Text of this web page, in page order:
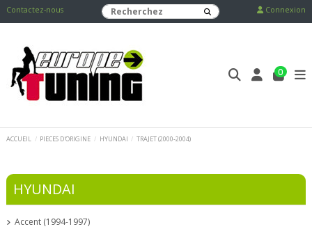
Contactez-nous Connexion
0
ACCUEIL PIECES D'ORIGINE HYUNDAI TRAJET (2000-2004)
HYUNDAI
Accent (1994-1997)